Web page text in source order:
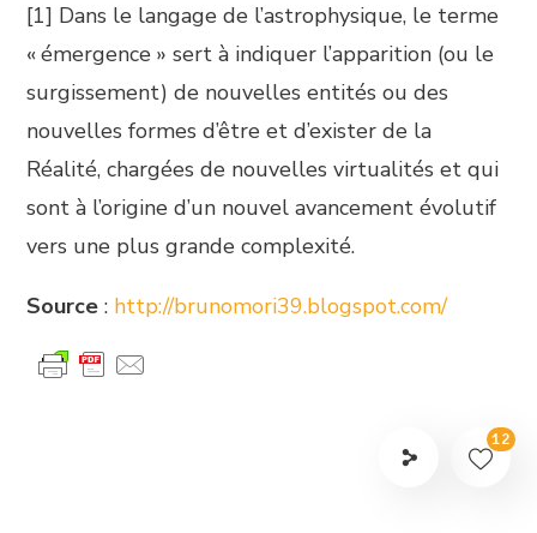
[1] Dans le langage de l’astrophysique, le terme
« émergence » sert à indiquer l’apparition (ou le
surgissement) de nouvelles entités ou des
nouvelles formes d’être et d’exister de la
Réalité, chargées de nouvelles virtualités et qui
sont à l’origine d’un nouvel avancement évolutif
vers une plus grande complexité.
Source : http://brunomori39.blogspot.com/
12